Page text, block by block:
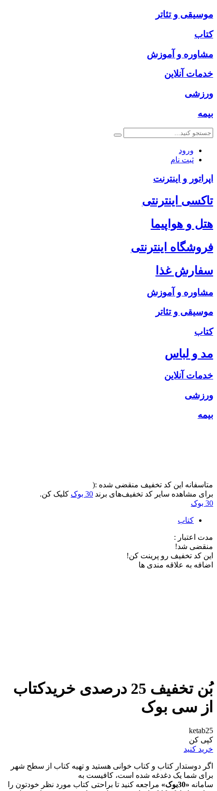
موسیقی و تئاتر
کتاب
مشاوره و آموزش
خدمات آنلاین
ورزشی
بیمه
ورود
ثبت نام
اپراتور و اینترنت
تاکسی اینترنتی
هتل و هواپیما
فروشگاه اینترنتی
سفارش غذا
مشاوره و آموزش
موسیقی و تئاتر
کتاب
مد و لباس
خدمات آنلاین
ورزشی
بیمه
متاسفانه این کد تخفیف منقضی شده :(
برای مشاهده سایر کد تخفیف‌های برند 30 بوک
کلیک کن.
30 بوک
کتاب
مدت اعتبار :
منقضی شد!
این کد تخفیف رو پرینت کن!
اضافه به علاقه مندی ها
بُن تخفیف 25 درصدی خریدکتاب
از سی بوک
ketab25
کپی کن
خرید کنید
اگر دوستدار کتاب و کتاب خوانی هستید و تهیه کتاب از سطح شهر
برای شما یک دغدغه شده است، کافیست به
سامانه «30بوک»
مراجعه کنید تا براحتی کتاب مورد نظر خودتون را